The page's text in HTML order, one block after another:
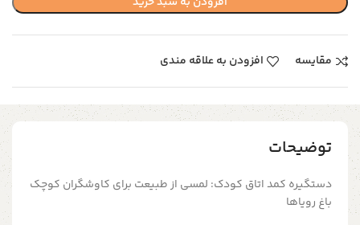
مقایسه افزودن به علاقه مندی
توضیحات
دستگیره‌ کمد اتاق کودک: لمسی از طبیعت برای کاوشگران کوچک
باغ رویاها